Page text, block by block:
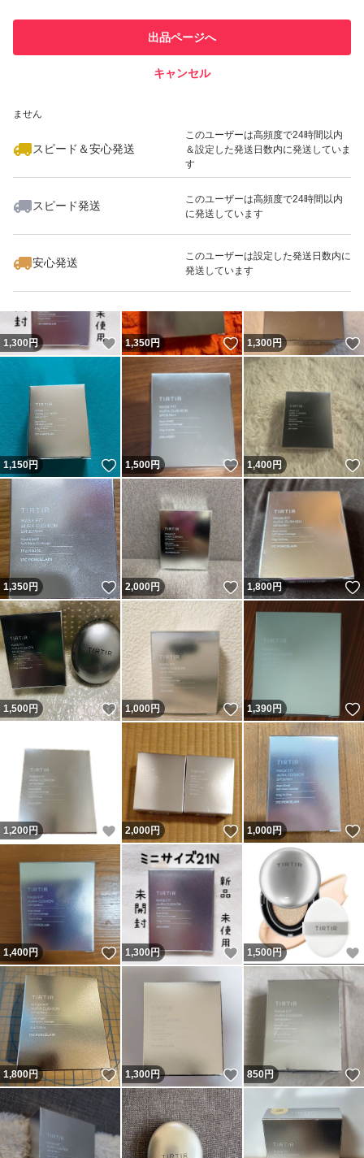
での取引実績があります
ません
スピード＆安心発送
このユーザーは高頻度で24時間以内
＆設定した発送日数内に発送していま
す
スピード発送
このユーザーは高頻度で24時間以内
に発送しています
安心発送
このユーザーは設定した発送日数内に
発送しています
出品ページへ
キャンセル
いいね！
1,111
1,300 円 いいね！
1,350円 いいね！
1,300円
1,150円 いいね！
1,500円 いいね！
1,400円
1,350円 いいね！
2,000円 いいね！
1,800円
1,500円 いいね！
1,000円 いいね！
1,390円
1,200円 いいね！
2,000円 いいね！
1,000円
1,400円 いいね！
1,300円 いいね！
1,500円
1,800円 いいね！
1,300円 いいね！
850円